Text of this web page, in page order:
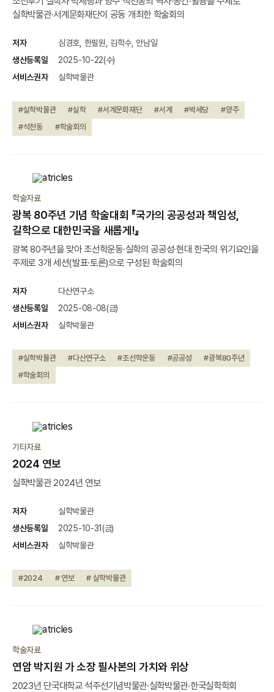
실학박물관·서계문화재단이 공동 개최한 학술회의
저자
심경호, 한필원, 김학수, 안남일
생산등록일
2025-10-22(수)
서비스권자
실학박물관
#실학박물관 #실학 #서계문화재단 #서계 #박세당
#양주
#석천동
#학술회의
학술자료
광복 80주년 기념 학술대회 『국가의 공공성과 책임성,
길학으로 대한민국을 새롭게!』
광복 80주년을 맞아 조선학운동·실학의 공공성·현대 한국의 위기요인을
주제로 3개 세션(발표·토론)으로 구성된 학술회의
저자
다산연구소
생산등록일
2025-08-08(금)
서비스권자
실학박물관
#실학박물관 #다산연구소 #조선학운동 #공공성
#광복80주년
#학술회의
기타자료
2024 연보
실학박물관 2024년 연보
저자
실학박물관
생산등록일
2025-10-31(금)
서비스권자
실학박물관
#2024 # 연보 # 실학박물관
학술자료
연암 박지원 가 소장 필사본의 가치와 위상
2023년 단국대학교 석주선기념박물관·실학박물관·한국실학학회